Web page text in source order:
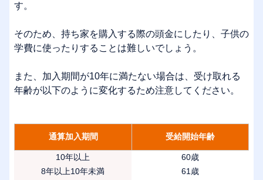
す。
そのため、持ち家を購入する際の頭金にしたり、子供の
学費に使ったりすることは難しいでしょう。
また、加入期間が10年に満たない場合は、受け取れる
年齢が以下のように変化するため注意してください。
通算加入期間 受給開始年齢
10年以上
60歳
8年以上10年未満
61歳